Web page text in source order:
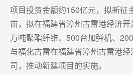
项目投资金额约150亿元，拟新征
亩，拟在福建省漳州古雷港经济
万吨聚酯纤维、500台加弹机、
与福化古雷在福建省漳州古雷港
司，推动新建项目的实施。